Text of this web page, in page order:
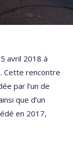
avril 2018 à
Cette rencontre
par l’un de
que d’un
en 2017,